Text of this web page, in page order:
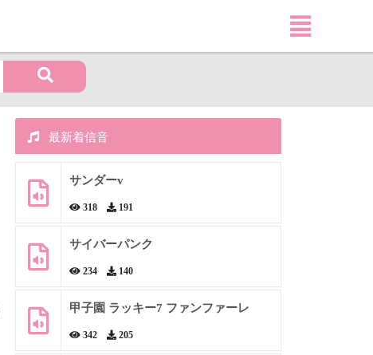
最新着信音
サンダーv
318 191
サイバーパンク
234 140
甲子園 ラッキー7 ファンファーレ
342 205